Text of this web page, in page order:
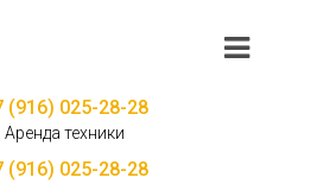
(916) 025-28-28
Аренда техники
(916) 025-28-28